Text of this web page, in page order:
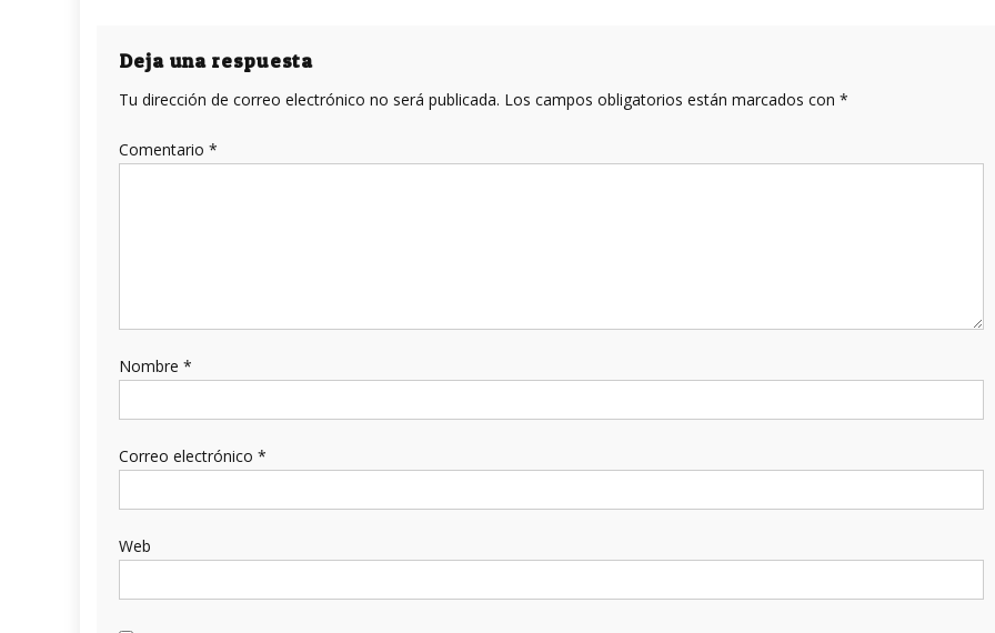
entradas
Deja una respuesta
Tu dirección de correo electrónico no será publicada. Los campos obligatorios están marcados con *
Comentario *
Nombre *
Correo electrónico *
Web